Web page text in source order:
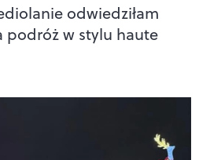
odwiedziłam
podróż w stylu haute